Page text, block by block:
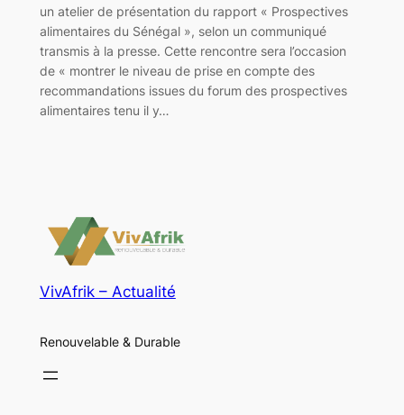
un atelier de présentation du rapport « Prospectives
alimentaires du Sénégal », selon un communiqué
transmis à la presse. Cette rencontre sera l’occasion
de « montrer le niveau de prise en compte des
recommandations issues du forum des prospectives
alimentaires tenu il y…
VivAfrik – Actualité
Renouvelable & Durable